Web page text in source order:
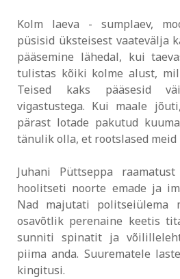
Kolm laeva - sumplaev,
püsisid üksteisest vaatevälja
pääsemine lähedal, kui
tulistas kõiki kolme alust,
Teised kaks pääsesid
vigastustega. Kui maale
pärast lotade pakutud
tänulik olla, et rootslased meid
Juhani Püttseppa
hoolitseti noorte emade ja
Nad majutati politseiülema
osavõtlik perenaine keetis
sunniti spinatit ja
piima anda. Suurematele
kingitusi.